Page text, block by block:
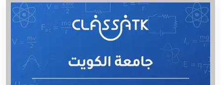
م. محمد العتيبي - Differential Equations
أ. عذاري - English 123
م. سيد عبدالمنعم - الرسم الهندسي (AutoCAD)
Petro Sensei - Probability & Statistics
م. أحمد تقي - Circuit
مستر كمستري - General And Analytical Chemistry